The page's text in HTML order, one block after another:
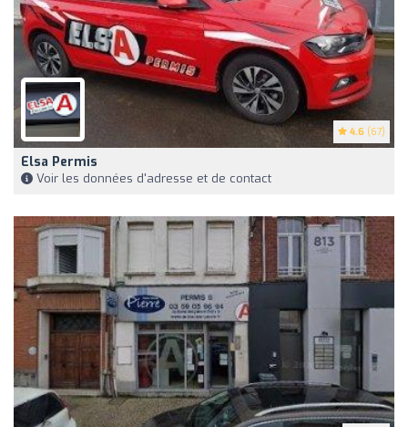
4.6 (67)
Elsa Permis
Voir les données d'adresse et de contact